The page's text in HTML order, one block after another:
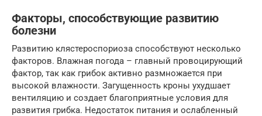
Факторы, способствующие развитию
болезни
Развитию клястероспориоза способствуют несколько
факторов. Влажная погода – главный провоцирующий
фактор, так как грибок активно размножается при
высокой влажности. Загущенность кроны ухудшает
вентиляцию и создает благоприятные условия для
развития грибка. Недостаток питания и ослабленный